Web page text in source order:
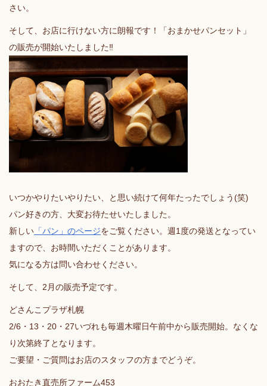
さい。
そして、お店に行けない方に朗報です！「おまかせパンセット」
の販売が開始いたしました‼
いつかやりたいやりたい、と思い続けて何年たったでしょう(笑)
パン好きの方、大変お待たせいたしました。
新しい 「パン」のページをご覧ください。週1度の発送となってい
ますので、お時間いただくことがあります。
気になる方は問い合わせください。
そして、2月の販売予定です。
どさんこプラザ札幌
2/6・13・20・27いづれも毎週木曜日午前中から販売開始。なくな
り次第終了となります。
ご要望・ご質問はお店のスタッフの方までどうぞ。
おおたき直売所ファーム453